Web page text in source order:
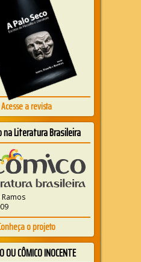
Acesse a revista
na Literatura Brasileira
Ramos
o projeto
OU CÔMICO INOCENTE